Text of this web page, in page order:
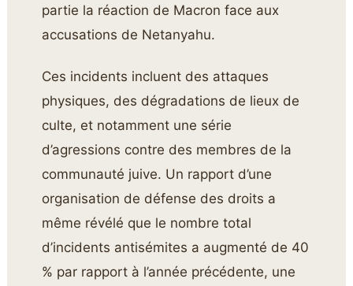
partie la réaction de Macron face aux
accusations de Netanyahu.
Ces incidents incluent des attaques
physiques, des dégradations de lieux de
culte, et notamment une série
d’agressions contre des membres de la
communauté juive. Un rapport d’une
organisation de défense des droits a
même révélé que le nombre total
d’incidents antisémites a augmenté de 40
% par rapport à l’année précédente, une